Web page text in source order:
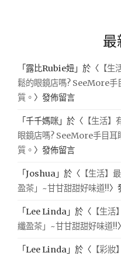
最
「 露比Rubie妞 」於〈 【
鬆的眼鏡店嗎? SeeMore手
質。 〉發佈留言
「千千媽咪 」於〈 【生活
眼鏡店嗎? SeeMore手目耳
質。 〉發佈留言
「Joshua 」於〈 【生活】
盈茶」~甘甘甜甜好味道!!〉
「Lee Linda 」於〈 【生
纖盈茶」~甘甘甜甜好味道!!
「Lee Linda 」於〈 【彩